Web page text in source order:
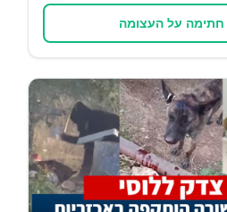
חתימה על העצומה